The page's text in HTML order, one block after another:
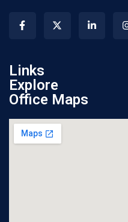
Links
Explore
Office Maps